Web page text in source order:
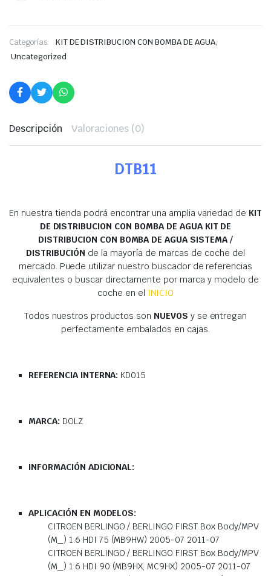
Categorías: KIT DE DISTRIBUCION CON BOMBA DE AGUA,
Uncategorized
Descripción Valoraciones (0)
DTB11
En nuestra tienda podrá encontrar una amplia variedad de KIT
DE DISTRIBUCION CON BOMBA DE AGUA KIT DE
DISTRIBUCION CON BOMBA DE AGUA SISTEMA /
DISTRIBUCIÓN de la mayoría de marcas de coche del
mercado. Puede utilizar nuestro buscador de referencias
equivalentes o buscar directamente por marca y modelo de
coche en el INICIO
Todos nuestros productos son NUEVOS y se entregan
perfectamente embalados en cajas.
REFERENCIA INTERNA: KD015
MARCA: DOLZ
INFORMACIÓN ADICIONAL:
APLICACIÓN EN MODELOS:
CITROEN BERLINGO / BERLINGO FIRST Box Body/MPV
(M_) 1.6 HDI 75 (MB9HW) 2005-07 2011-07
CITROEN BERLINGO / BERLINGO FIRST Box Body/MPV
(M_) 1.6 HDI 90 (MB9HX, MC9HX) 2005-07 2011-07